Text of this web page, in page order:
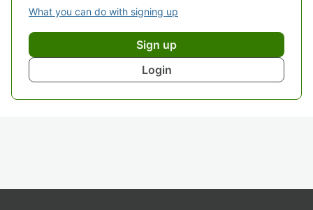
What you can do with signing up
Sign up
Login